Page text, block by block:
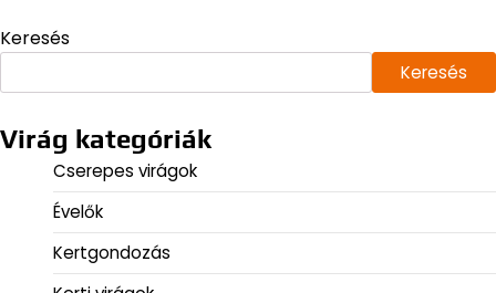
Keresés
Keresés
Virág kategóriák
Cserepes virágok
Évelők
Kertgondozás